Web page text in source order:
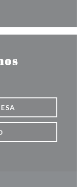
((abre numa nova